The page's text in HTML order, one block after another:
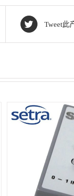
Tweet此